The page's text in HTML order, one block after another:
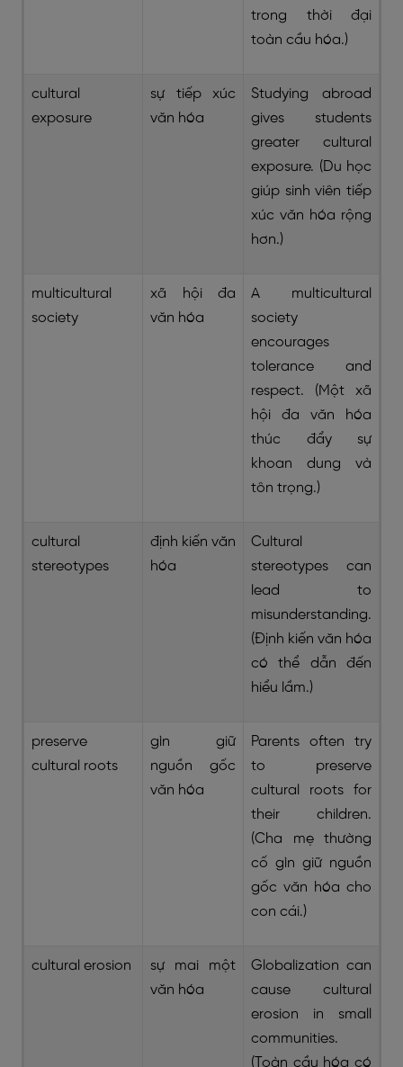
trong thời đại
toàn cầu hóa.)
cultural
exposure
sự tiếp xúc
văn hóa
Studying abroad
gives students
greater cultural
exposure. (Du học
giúp sinh viên tiếp
xúc văn hóa rộng
hơn.)
multicultural
society
xã hội đa
văn hóa
A multicultural
society
encourages
tolerance and
respect. (Một xã
hội đa văn hóa
thúc đẩy sự
khoan dung và
tôn trọng.)
cultural
stereotypes
định kiến văn
hóa
Cultural
stereotypes can
lead to
misunderstanding.
(Định kiến văn hóa
có thể dẫn đến
hiểu lầm.)
preserve
cultural roots
gìn giữ
nguồn gốc
văn hóa
Parents often try
to preserve
cultural roots for
their children.
(Cha mẹ thường
cố gìn giữ nguồn
gốc văn hóa cho
con cái.)
cultural erosion
sự mai một
văn hóa
Globalization can
cause cultural
erosion in small
communities.
(Toàn cầu hóa có